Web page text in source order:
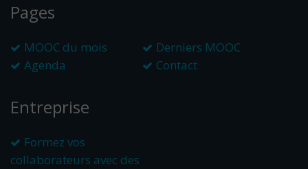
Pages
MOOC du mois
Derniers MOOC
Agenda
Contact
Entreprise
Formez vos
collaborateurs avec des